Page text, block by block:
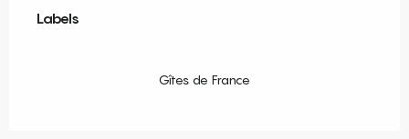
Labels
Labels
Gîtes de France